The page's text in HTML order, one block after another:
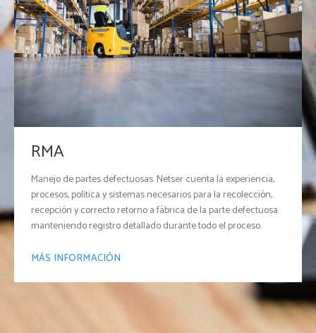
RMA
Manejo de partes defectuosas. Netser cuenta la experiencia,
procesos, política y sistemas necesarios para la recolección,
recepción y correcto retorno a fábrica de la parte defectuosa
manteniendo registro detallado durante todo el proceso.
MÁS INFORMACIÓN